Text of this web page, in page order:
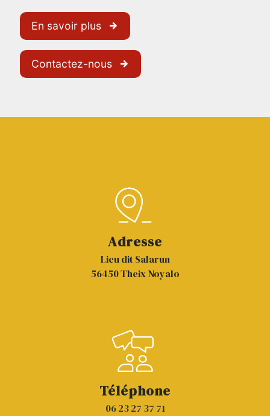
En savoir plus
Contactez-nous
Adresse
Lieu dit Salarun
56450 Theix Noyalo
Téléphone
06 23 27 37 71